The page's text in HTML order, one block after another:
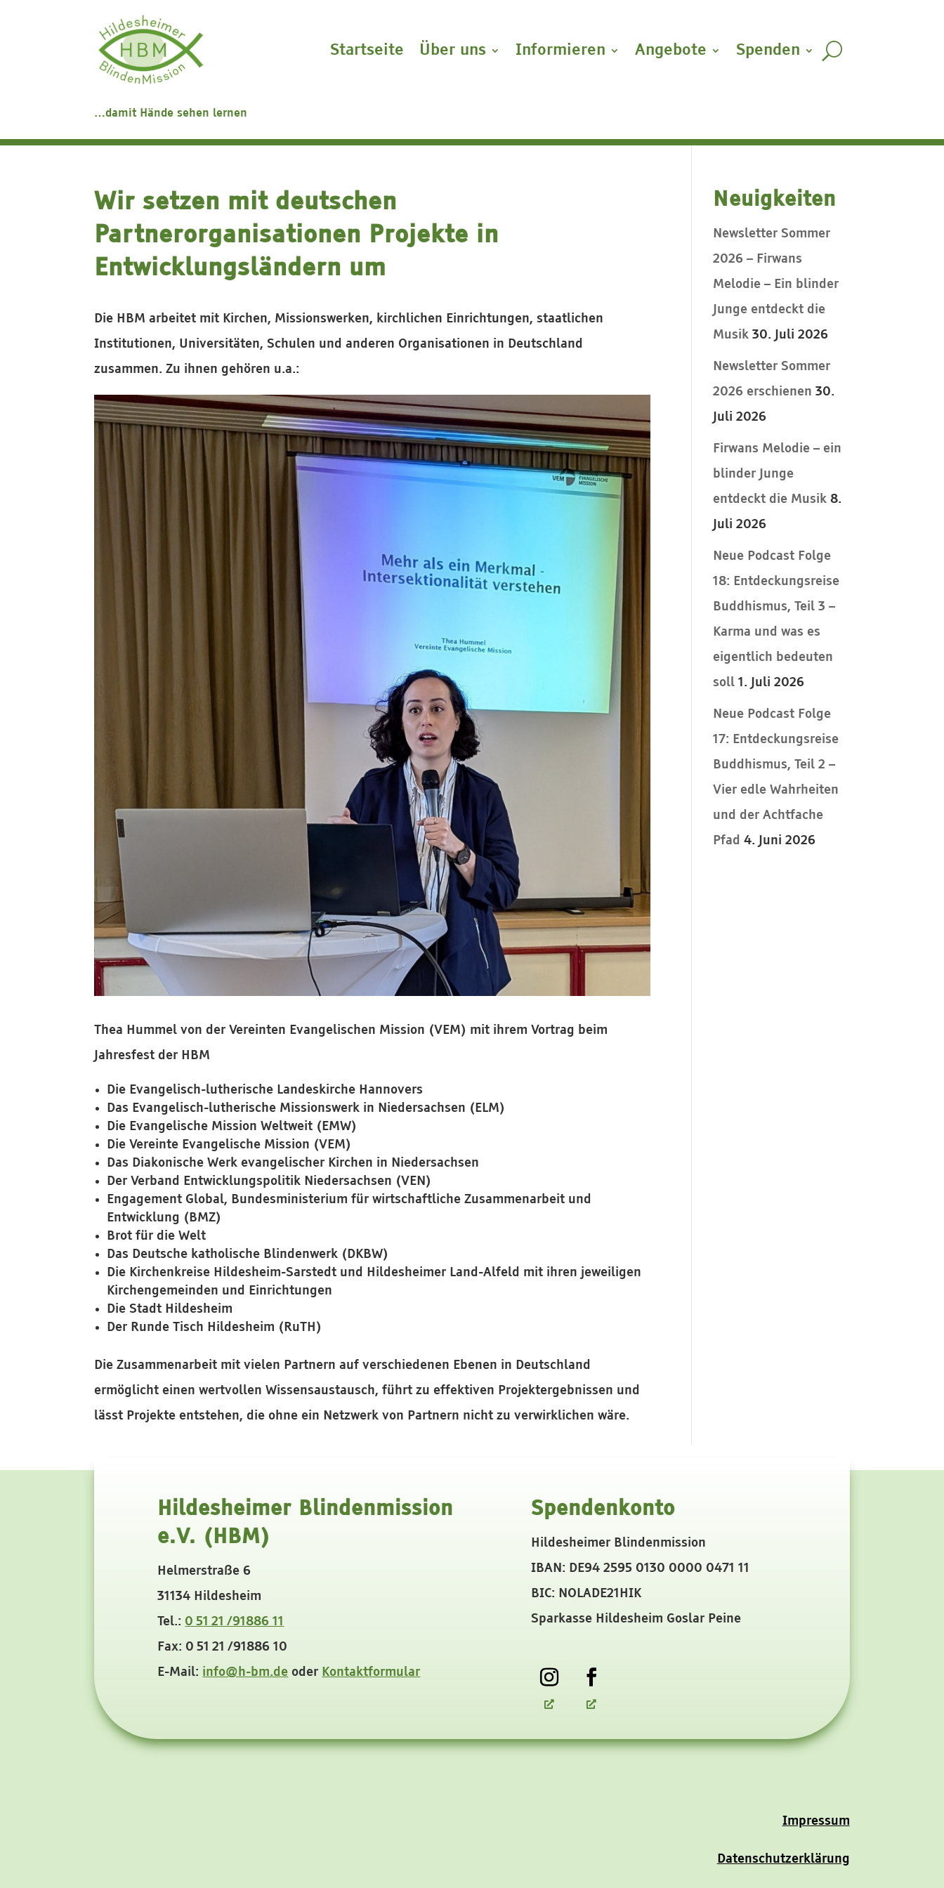
Startseite Über uns Informieren Angebote Spenden
…damit Hände sehen lernen
Wir setzen mit deutschen
Partnerorganisationen Projekte in
Entwicklungsländern um
Die HBM arbeitet mit Kirchen, Missionswerken, kirchlichen Einrichtungen, staatlichen
Institutionen, Universitäten, Schulen und anderen Organisationen in Deutschland
zusammen. Zu ihnen gehören u.a.:
Thea Hummel von der Vereinten Evangelischen Mission (VEM) mit ihrem Vortrag beim
Jahresfest der HBM
Die Evangelisch-lutherische Landeskirche Hannovers
Das Evangelisch-lutherische Missionswerk in Niedersachsen (ELM)
Die Evangelische Mission Weltweit (EMW)
Die Vereinte Evangelische Mission (VEM)
Das Diakonische Werk evangelischer Kirchen in Niedersachsen
Der Verband Entwicklungspolitik Niedersachsen (VEN)
Engagement Global, Bundesministerium für wirtschaftliche Zusammenarbeit und
Entwicklung (BMZ)
Brot für die Welt
Das Deutsche katholische Blindenwerk (DKBW)
Die Kirchenkreise Hildesheim-Sarstedt und Hildesheimer Land-Alfeld mit ihren jeweiligen
Kirchengemeinden und Einrichtungen
Die Stadt Hildesheim
Der Runde Tisch Hildesheim (RuTH)
Die Zusammenarbeit mit vielen Partnern auf verschiedenen Ebenen in Deutschland
ermöglicht einen wertvollen Wissensaustausch, führt zu effektiven Projektergebnissen und
lässt Projekte entstehen, die ohne ein Netzwerk von Partnern nicht zu verwirklichen wäre.
Neuigkeiten
Newsletter Sommer
2026 – Firwans
Melodie – Ein blinder
Junge entdeckt die
Musik 30. Juli 2026
Newsletter Sommer
2026 erschienen 30.
Juli 2026
Firwans Melodie – ein
blinder Junge
entdeckt die Musik 8.
Juli 2026
Neue Podcast Folge
18: Entdeckungsreise
Buddhismus, Teil 3 –
Karma und was es
eigentlich bedeuten
soll 1. Juli 2026
Neue Podcast Folge
17: Entdeckungsreise
Buddhismus, Teil 2 –
Vier edle Wahrheiten
und der Achtfache
Pfad 4. Juni 2026
Hildesheimer Blindenmission
e.V. (HBM)
Helmerstraße 6
31134 Hildesheim
Tel.: 0 51 21 /91886 11
Fax: 0 51 21 /91886 10
E-Mail: info@h-bm.de oder Kontaktformular
Spendenkonto
Hildesheimer Blindenmission
IBAN: DE94 2595 0130 0000 0471 11
BIC: NOLADE21HIK
Sparkasse Hildesheim Goslar Peine
Impressum
Datenschutzerklärung